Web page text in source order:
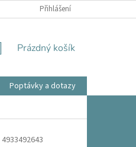
OBCHODNÍ PODMÍNKY
Přihlášení
NÁKUPNÍ
Prázdný košík
Poptávky a dotazy
4933492643